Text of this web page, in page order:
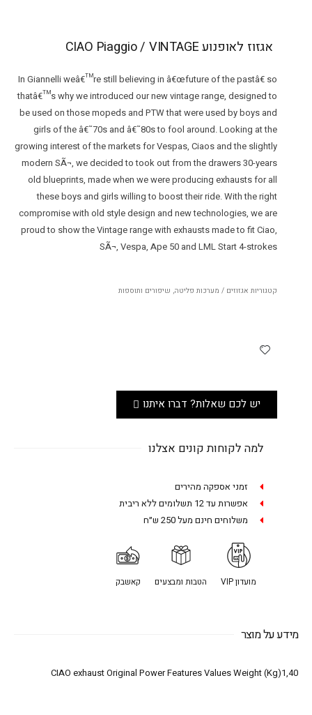
אגזוז לאופנוע CIAO Piaggio / VINTAGE
In Giannelli weâ€™re still believing in â€œfuture of the pastâ€ so
thatâ€™s why we introduced our new vintage range, designed to
be used on those mopeds and PTW that were used by boys and
girls of the â€˜70s and â€˜80s to fool around. Looking at the
growing interest of the markets for Vespas, Ciaos and the slightly
modern SÃ¬, we decided to took out from the drawers 30-years
old blueprints, made when we were producing exhausts for all
these boys and girls willing to boost their ride. With the right
compromise with old style design and new technologies, we are
proud to show the Vintage range with exhausts made to fit Ciao,
SÃ¬, Vespa, Ape 50 and LML Start 4-strokes
קטגוריות אגזוזים / מערכות פליטה, שיפורים ותוספות
יש לכם שאלות? דברו איתנו
למה לקוחות קונים אצלנו
זמני אספקה מהירים
אפשרות עד 12 תשלומים ללא ריבית
משלוחים חינם מעל 250 ש״ח
מועדון VIP הטבות ומבצעים קאשבק
מידע על מוצר
CIAO exhaust Original Power Features Values Weight (Kg)1,40